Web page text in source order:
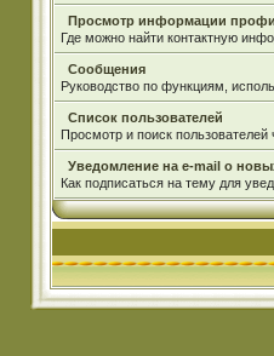
Просмотр информации
Где можно найти контактную
Сообщения
Руководство по функциям,
Список пользователей
Просмотр и поиск пользователей
Уведомление на e-mail о
Как подписаться на тему для